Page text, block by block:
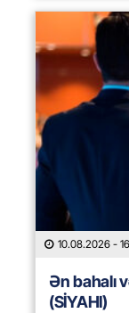
10.08.2026 -
Ən bahalı
(SİYAHI)